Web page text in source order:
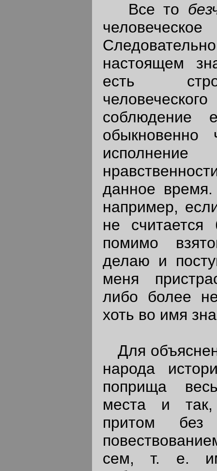
Все то
настоящем
есть
соблюдение
обыкновенно
исполнение
данное
например,
не
помимо
делаю и
меня
либо более
хоть во имя
Для
народа
поприща
места и
притом
сем, т. е.